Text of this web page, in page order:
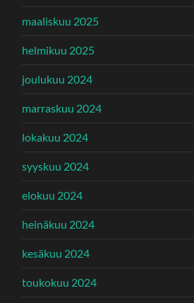
maaliskuu 2025
helmikuu 2025
joulukuu 2024
marraskuu 2024
lokakuu 2024
syyskuu 2024
elokuu 2024
heinäkuu 2024
kesäkuu 2024
toukokuu 2024